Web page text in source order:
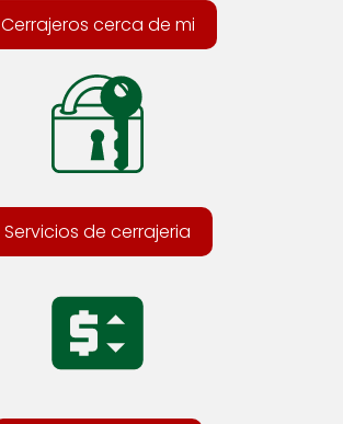
Cerrajeros cerca de mi
Servicios de cerrajeria